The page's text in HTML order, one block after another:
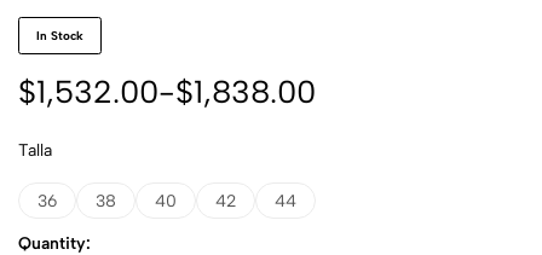
In Stock
$1,532.00-$1,838.00
Talla
36 38 40 42 44
Quantity: